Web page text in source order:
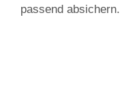
passend absichern.